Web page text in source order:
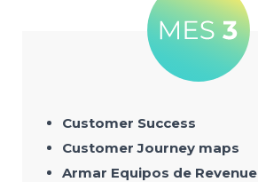
Customer Success
Customer Journey maps
Armar Equipos de Revenue